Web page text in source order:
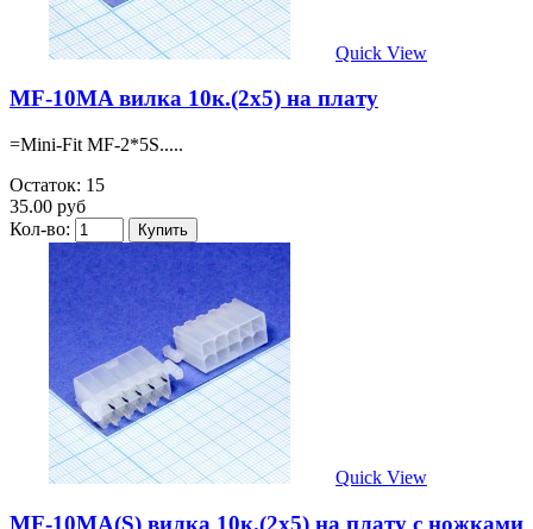
Quick View
MF-10MA вилка 10к.(2х5) на плату
=Mini-Fit MF-2*5S.....
Остаток: 15
35.00 руб
Кол-во:
Quick View
MF-10MA(S) вилка 10к.(2х5) на плату c ножками